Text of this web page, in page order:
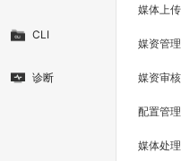
CLI
诊断
媒体上传
媒资管理
媒资审核
配置管理
媒体处理